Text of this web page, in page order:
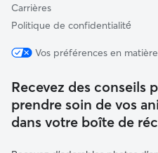
Carrières
Politique de confidentialité́
Vos préférences en
Recevez des conseils
prendre soin de vos
dans votre boîte de